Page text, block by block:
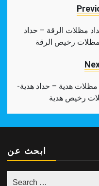
الرقة 66185066- حداد مظلات الرقة – حداد
مظلات رخيص الرقة
66185066- حداد مظلات هدية – حداد هدية-
رخيص هدية
ابحث عن